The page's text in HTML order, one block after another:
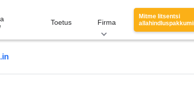
Toetus Firma
Mitme litsentsi